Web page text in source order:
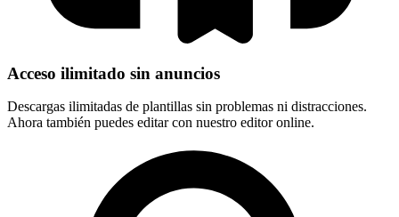
Acceso ilimitado sin anuncios
Descargas ilimitadas de plantillas sin problemas ni distracciones.
Ahora también puedes editar con nuestro editor online.